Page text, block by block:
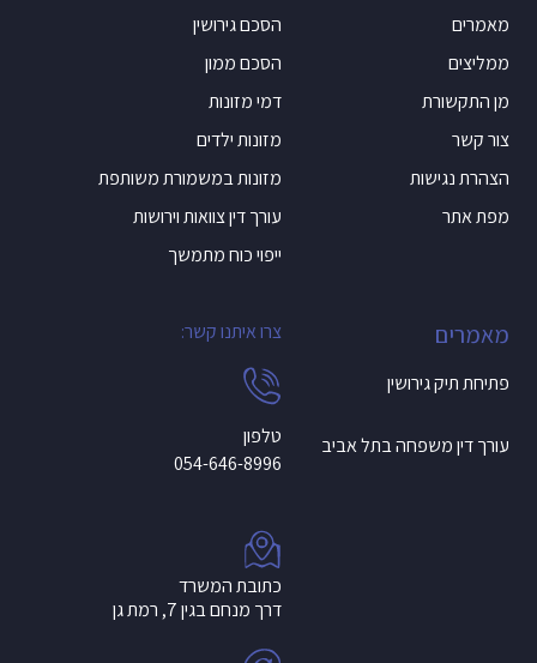
מאמרים
ממליצים
מן התקשורת
צור קשר
הצהרת נגישות
מפת אתר
הסכם גירושין
הסכם ממון
דמי מזונות
מזונות ילדים
מזונות במשמורת משותפת
עורך דין צוואות וירושות
ייפוי כוח מתמשך
מאמרים
פתיחת תיק גירושין
עורך דין משפחה בתל אביב
צרו איתנו קשר:
054-646-8996
טלפון
דרך מנחם בגין 7, רמת גן
כתובת המשרד